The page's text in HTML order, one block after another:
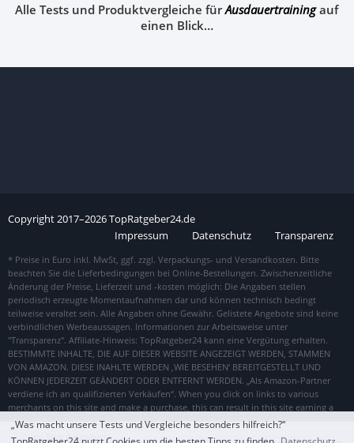
Zum Top Angebot
Alle Tests und Produktvergleiche fürAusdauertrainingauf
einen Blick…
Copyright2017–2026TopRatgeber24.de
Impressum
Datenschutz Transparenz
„Was macht unsere Tests und Vergleiche besonders hilfreich?“